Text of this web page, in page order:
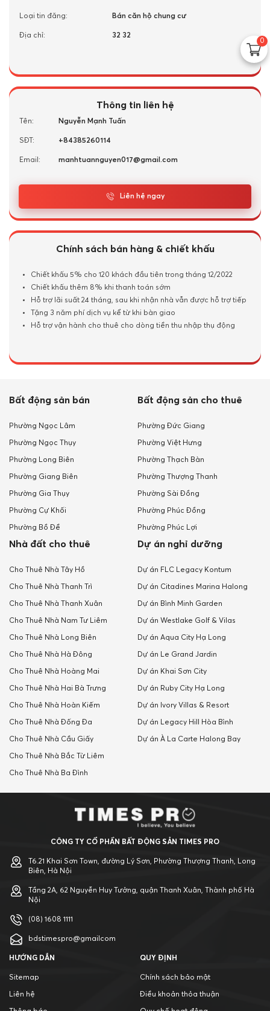
0
Loại tin đăng: Bán căn hộ chung cư
Địa chỉ: 32 32
Thông tin liên hệ
Tên: Nguyễn Mạnh Tuấn
SĐT: +84385260114
Email: manhtuannguyen017@gmail.com
Liên hệ ngay
Chính sách bán hàng & chiết khấu
Chiết khấu 5% cho 120 khách đầu tiên trong tháng 12/2022
Chiết khấu thêm 8% khi thanh toán sớm
Hỗ trợ lãi suất 24 tháng, sau khi nhận nhà vẫn được hỗ trợ tiếp
Tặng 3 năm phí dịch vụ kể từ khi bàn giao
Hỗ trợ vận hành cho thuê cho dòng tiền thu nhập thụ động
Bất động sản bán
Phường Ngọc Lâm
Phường Ngọc Thụy
Phường Long Biên
Phường Giang Biên
Phường Gia Thụy
Phường Cự Khối
Phường Bồ Đề
Bất động sản cho thuê
Phường Đức Giang
Phường Việt Hưng
Phường Thạch Bàn
Phường Thượng Thanh
Phường Sài Đồng
Phường Phúc Đồng
Phường Phúc Lợi
Nhà đất cho thuê
Cho Thuê Nhà Tây Hồ
Cho Thuê Nhà Thanh Trì
Cho Thuê Nhà Thanh Xuân
Cho Thuê Nhà Nam Tư Liêm
Cho Thuê Nhà Long Biên
Cho Thuê Nhà Hà Đông
Cho Thuê Nhà Hoàng Mai
Cho Thuê Nhà Hai Bà Trưng
Cho Thuê Nhà Hoàn Kiếm
Cho Thuê Nhà Đống Đa
Cho Thuê Nhà Cầu Giấy
Cho Thuê Nhà Bắc Từ Liêm
Cho Thuê Nhà Ba Đình
Dự án nghỉ dưỡng
Dự án FLC Legacy Kontum
Dự án Citadines Marina Halong
Dự án Bình Minh Garden
Dự án Westlake Golf & Vilas
Dự án Aqua City Hạ Long
Dự án Le Grand Jardin
Dự án Khai Sơn City
Dự án Ruby City Hạ Long
Dự án Ivory Villas & Resort
Dự án Legacy Hill Hòa Bình
Dự án À La Carte Halong Bay
CÔNG TY CỔ PHẦN BẤT ĐỘNG SẢN TIMES PRO
T6.21 Khai Sơn Town, đường Lý Sơn, Phường Thượng Thanh, Long
Biên, Hà Nội
Tầng 2A, 62 Nguyễn Huy Tưởng, quận Thanh Xuân, Thành phố Hà
Nội
(08) 1608 1111
bdstimespro@gmailcom
HƯỚNG DẪN
Sitemap
Liên hệ
QUY ĐỊNH
Chính sách bảo mật
Điều khoản thỏa thuận